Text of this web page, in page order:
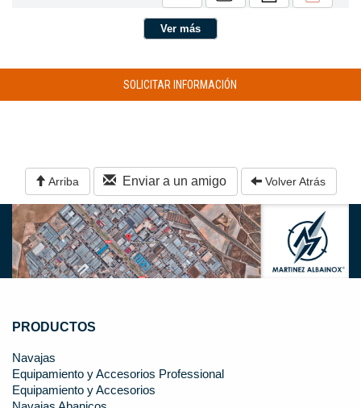
Ver más
SOLICITAR INFORMACIÓN
Arriba Enviar a un amigo Volver Atrás
PRODUCTOS
Navajas
Equipamiento y Accesorios Professional
Equipamiento y Accesorios